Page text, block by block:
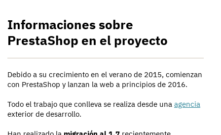
Informaciones sobre
PrestaShop en el proyecto
Debido a su crecimiento en el verano de 2015, comienzan
con PrestaShop y lanzan la web a principios de 2016.
Todo el trabajo que conlleva se realiza desde una agencia
exterior de desarrollo.